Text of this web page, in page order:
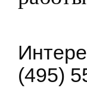
(495)